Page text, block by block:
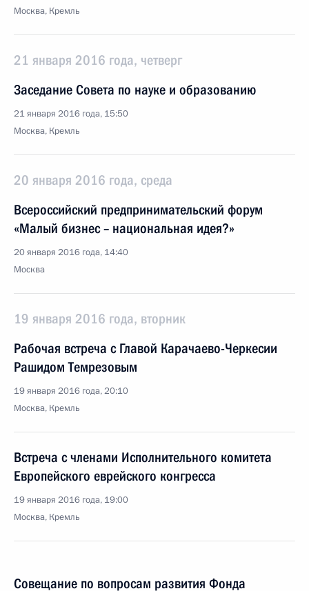
Москва, Кремль
21 января 2016 года, четверг
Заседание Совета по науке и образованию
21 января 2016 года, 15:50
Москва, Кремль
20 января 2016 года, среда
Всероссийский предпринимательский форум
«Малый бизнес – национальная идея?»
20 января 2016 года, 14:40
Москва
19 января 2016 года, вторник
Рабочая встреча с Главой Карачаево-Черкесии
Рашидом Темрезовым
19 января 2016 года, 20:10
Москва, Кремль
Встреча с членами Исполнительного комитета
Европейского еврейского конгресса
19 января 2016 года, 19:00
Москва, Кремль
Совещание по вопросам развития Фонда